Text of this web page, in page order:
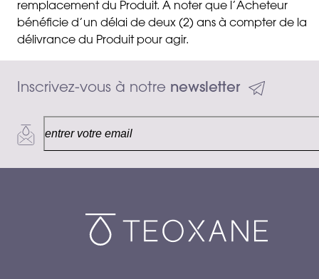
remplacement du Produit. A noter que l’Acheteur
bénéficie d’un délai de deux (2) ans à compter de la
délivrance du Produit pour agir.
Inscrivez-vous à notre newsletter